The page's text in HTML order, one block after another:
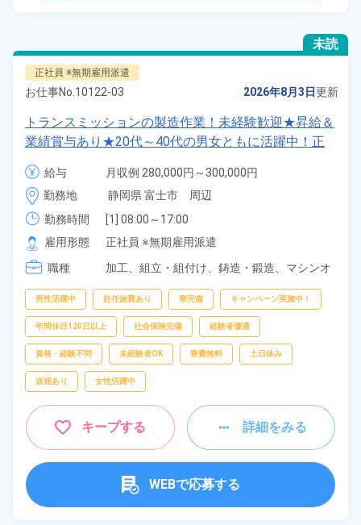
未読
正社員 ※無期雇用派遣
お仕事No. 10122-03 2026年8月3日更新
トランスミッションの製造作業！未経験歓迎★昇給＆
業績賞与あり★20代～40代の男女ともに活躍中！正
社員登用制度あり◎最寄り駅からシャトルバスで通勤
ラクラク★年間休日121日！長期休暇あり★《静岡県
富士市》
給与
月収例 280,000円～300,000円
給与 238,700円～238,700円
勤務地
静岡県 富士市　周辺
勤務時間
[1] 08:00～17:00
[2] 20:00～05:00
雇用形態
正社員 ※無期雇用派遣
職種
加工、 組立・組付け、 鋳造・鍛造、 マシンオ
男性活躍中 赴任旅費あり 寮完備 キャンペーン実施中！
年間休日120日以上 社会保険完備 経験者優遇
資格・経験不問 未経験者OK 寮費無料 土日休み
送迎あり 女性活躍中
キープする 詳細をみる
WEBで応募する